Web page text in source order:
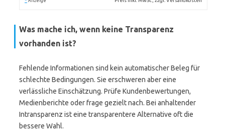
Was mache ich, wenn keine Transparenz
vorhanden ist?
Fehlende Informationen sind kein automatischer Beleg für
schlechte Bedingungen. Sie erschweren aber eine
verlässliche Einschätzung. Prüfe Kundenbewertungen,
Medienberichte oder frage gezielt nach. Bei anhaltender
Intransparenz ist eine transparentere Alternative oft die
bessere Wahl.